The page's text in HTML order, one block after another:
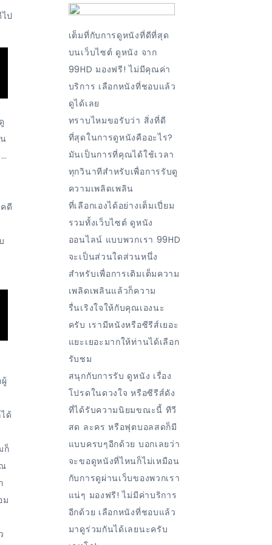
ป
ดี
ด้
ก็
ม
เต็มที่กับการดูหนังที่ดีที่สุด
บนเว็บไซต์ ดูหนัง จาก
99HD มองฟรี! ไม่มีคุณค่า
บริการ เลือกหนังที่ชอบแล้ว
ดูได้เลย
ทราบไหมขอรับว่า สิ่งที่ดี
ที่สุดในการดูหนังคืออะไร?
มันเป็นการที่คุณได้ใช้เวลา
ทุกวินาทีสำหรับเพื่อการรับดู
ความเพลิดเพลิน
ที่เลือกเองได้อย่างเต็มเปี่ยม
รวมทั้งเว็บไซต์ ดูหนัง
ออนไลน์ แบบพวกเรา 99HD
จะเป็นส่วนใดส่วนหนึ่ง
สำหรับเพื่อการเติมเต็มความ
เพลิดเพลินแล้วก็ความ
รื่นเริงใจให้กับคุณเองนะ
ครับ เรามีหนังหรือซีรีส์เยอะ
แยะเยอะมากให้ท่านได้เลือก
รับชม
สนุกกับการรับ ดูหนัง เรื่อง
โปรดในดวงใจ หรือซีรีส์ดัง
ที่ได้รับความนิยมขณะนี้ ทีวี
สด ละคร หรือฟุตบอลสดก็มี
แบบครบๆอีกด้วย บอกเลยว่า
จะขอดูหนังที่ไหนก็ไม่เหมือน
กับการดูผ่านเว็บของพวกเรา
แน่ๆ มองฟรี! ไม่มีค่าบริการ
อีกด้วย เลือกหนังที่ชอบแล้ว
มาดูร่วมกันได้เลยนะครับ